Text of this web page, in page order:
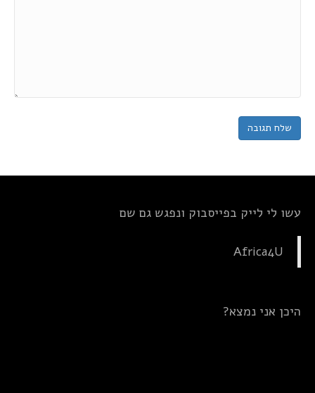
עשו לי לייק בפייסבוק ונפגש גם שם
Africa4U
היכן אני נמצא?